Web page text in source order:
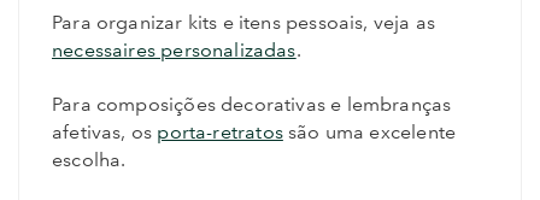
Para organizar kits e itens pessoais, veja as
necessaires personalizadas.
Para composições decorativas e lembranças
afetivas, os porta-retratossão uma excelente
escolha.